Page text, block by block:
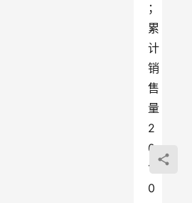
；
累
计
销
售
量
2
0
1
0